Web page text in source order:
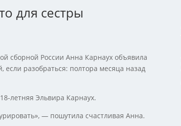
для сестры
сборной России Анна Карнаух объявила
разобраться: полтора месяца назад
летняя Эльвира Карнаух.
— пошутила счастливая Анна.